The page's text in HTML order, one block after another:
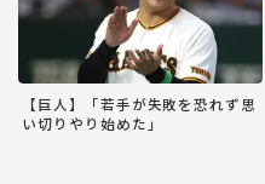
【巨人】「若手が失敗を恐れず思
い切りやり始めた」